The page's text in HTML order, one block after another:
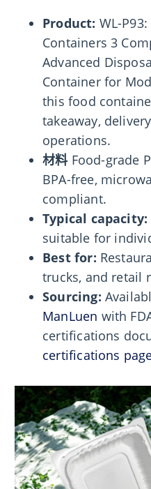
Product: WL-
Containers 3
Advanced
Container for
this food
takeaway,
operations.
材料Food-grade
BPA-free,
compliant.
Typical capacity:
suitable for
Best for:
trucks, and retail
Sourcing:
ManLuen with
certifications
certifications